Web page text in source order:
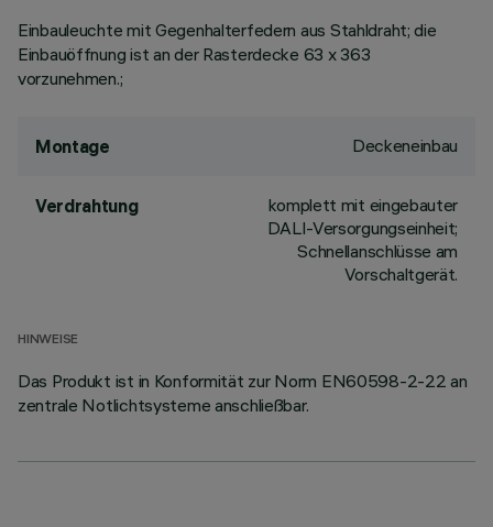
Einbauleuchte mit Gegenhalterfedern aus Stahldraht; die
Einbauöffnung ist an der Rasterdecke 63 x 363
vorzunehmen.;
Montage Deckeneinbau
Verdrahtung
komplett mit eingebauter
DALI-Versorgungseinheit;
Schnellanschlüsse am
Vorschaltgerät.
HINWEISE
Das Produkt ist in Konformität zur Norm EN60598-2-22 an
zentrale Notlichtsysteme anschließbar.